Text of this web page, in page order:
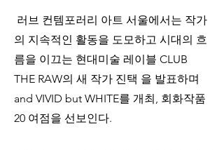
의 지속적인 활동을 도모하고 시대의 흐
름을 이끄는 현대미술 레이블 CLUB
THE RAW의 새 작가 진택 을 발표하며
and VIVID but WHITE를 개최, 회화작품
20 여점을 선보인다.